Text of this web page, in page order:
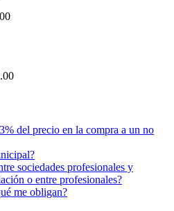
del precio en la compra a un no
sociedades profesionales y
o entre profesionales?
me obligan?